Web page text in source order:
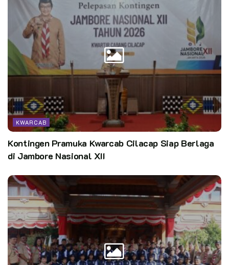
Wawali Arya Negara Lepas Kontingen Kwarcab
Denpasar Menuju Jambore Nasional XII Tahun
Acara dibuka dengan seremonial, dilanjutkan dengan berbagai
sesi pelatihan yang meliputi teori dan praktik. KMD
Gelombang I ini diharapkan dapat berlangsung dengan baik
dan memberikan dampak positif bagi pengembangan
kepramukaan di Kota Medan.
Sebagai penutup, Kak Disti Nuaridho mengajak semua peserta
untuk aktif berpartisipasi dan memanfaatkan kesempatan ini
sebaik mungkin. KMD Gelombang I dijadwalkan berlangsung
selama 7 hari, mulai dari tanggal 07 Oktober 2024 samapi
KWARCAB
Kontingen Pramuka Kwarcab Cilacap Siap Berlaga
di Jambore Nasional XII